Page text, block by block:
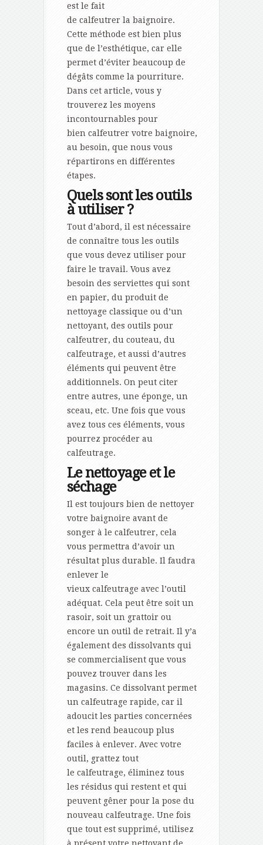
est le fait
de calfeutrer la baignoire.
Cette méthode est bien plus
que de l’esthétique, car elle
permet d’éviter beaucoup de
dégâts comme la pourriture.
Dans cet article, vous y
trouverez les moyens
incontournables pour
bien calfeutrer votre baignoire,
au besoin, que nous vous
répartirons en différentes
étapes.
Quels sont les outils
à utiliser ?
Tout d’abord, il est nécessaire
de connaître tous les outils
que vous devez utiliser pour
faire le travail. Vous avez
besoin des serviettes qui sont
en papier, du produit de
nettoyage classique ou d’un
nettoyant, des outils pour
calfeutrer, du couteau, du
calfeutrage, et aussi d’autres
éléments qui peuvent être
additionnels. On peut citer
entre autres, une éponge, un
sceau, etc. Une fois que vous
avez tous ces éléments, vous
pourrez procéder au
calfeutrage.
Le nettoyage et le
séchage
Il est toujours bien de nettoyer
votre baignoire avant de
songer à le calfeutrer, cela
vous permettra d’avoir un
résultat plus durable. Il faudra
enlever le
vieux calfeutrage avec l’outil
adéquat. Cela peut être soit un
rasoir, soit un grattoir ou
encore un outil de retrait. Il y’a
également des dissolvants qui
se commercialisent que vous
pouvez trouver dans les
magasins. Ce dissolvant permet
un calfeutrage rapide, car il
adoucit les parties concernées
et les rend beaucoup plus
faciles à enlever. Avec votre
outil, grattez tout
le calfeutrage, éliminez tous
les résidus qui restent et qui
peuvent gêner pour la pose du
nouveau calfeutrage. Une fois
que tout est supprimé, utilisez